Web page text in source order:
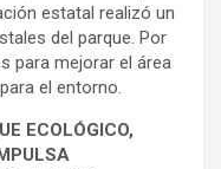
estatal realizó un
del parque. Por
para mejorar el área
el entorno.
ECOLÓGICO,